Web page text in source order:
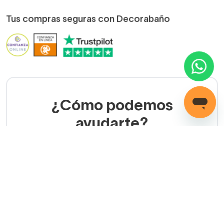
Tus compras seguras con Decorabaño
¿Cómo podemos
ayudarte?